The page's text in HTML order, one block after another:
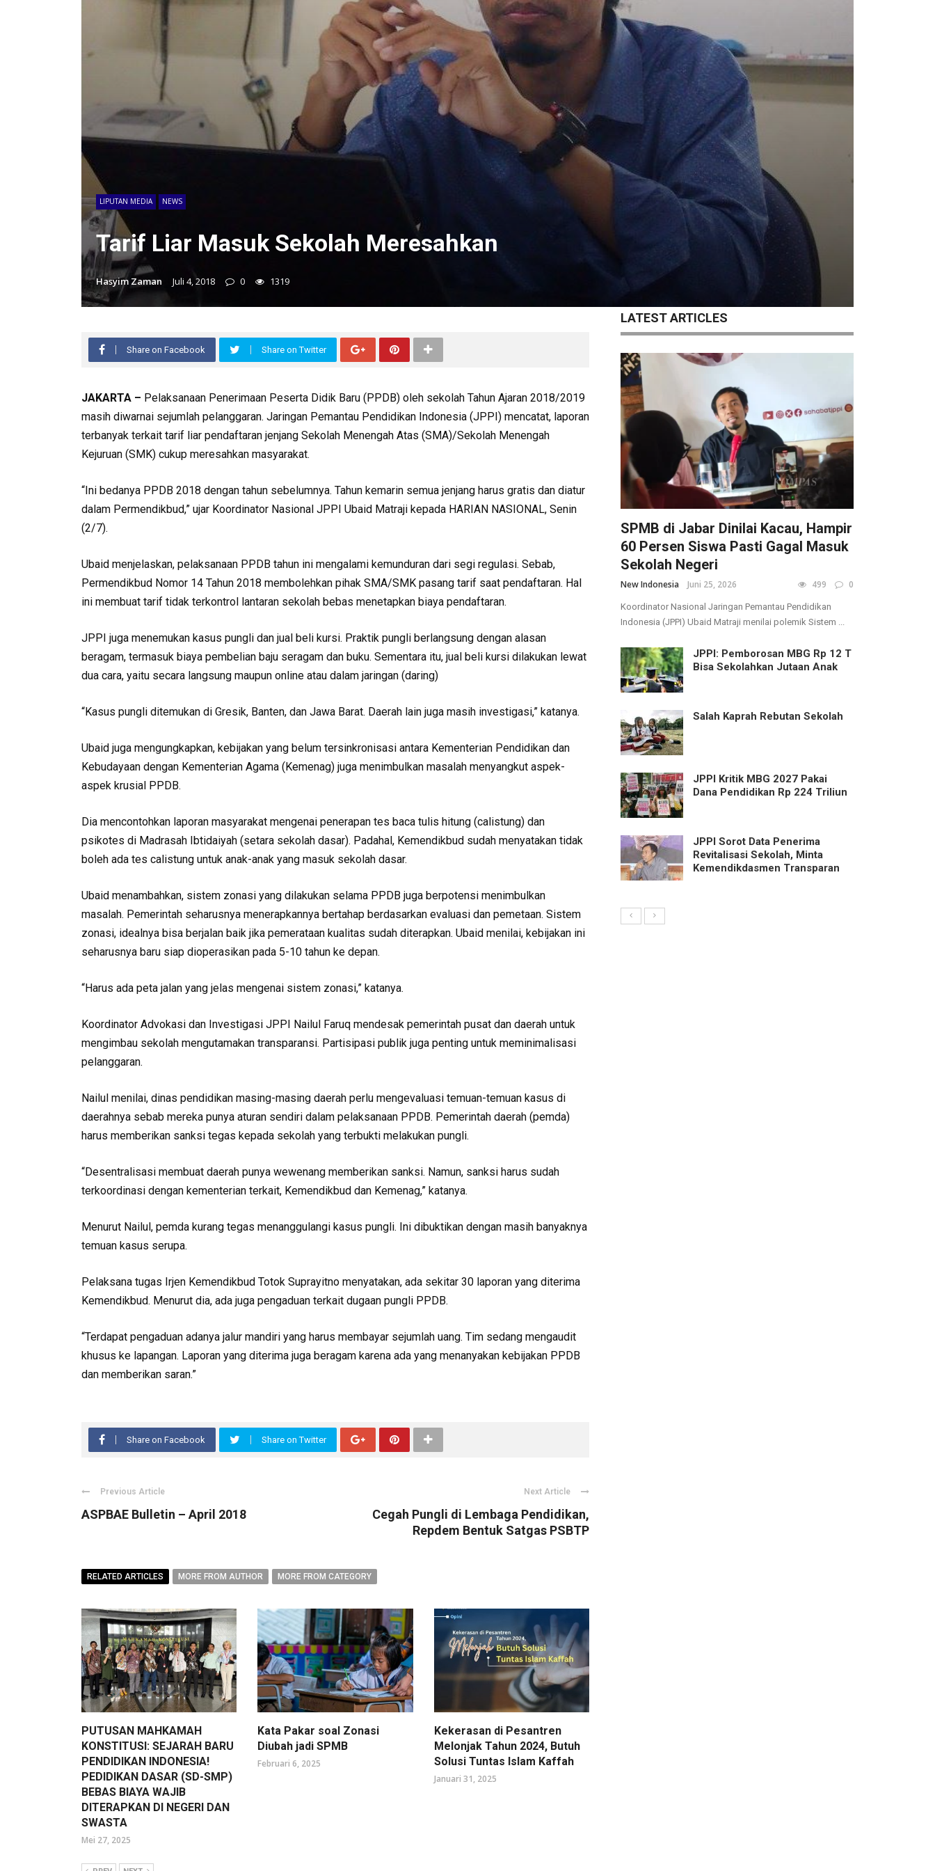
LIPUTAN MEDIA NEWS
Tarif Liar Masuk Sekolah Meresahkan
Hasyim Zaman Juli 4, 2018 0 1319
Share on Facebook Share on Twitter
JAKARTA – Pelaksanaan Penerimaan Peserta Didik Baru (PPDB) oleh sekolah Tahun Ajaran 2018/2019
masih diwarnai sejumlah pelanggaran. Jaringan Pemantau Pendidikan Indonesia (JPPI) mencatat, laporan
terbanyak terkait tarif liar pendaftaran jenjang Sekolah Menengah Atas (SMA)/Sekolah Menengah
Kejuruan (SMK) cukup meresahkan masyarakat.
“Ini bedanya PPDB 2018 dengan tahun sebelumnya. Tahun kemarin semua jenjang harus gratis dan diatur
dalam Permendikbud,” ujar Koordinator Nasional JPPI Ubaid Matraji kepada HARIAN NASIONAL, Senin
(2/7).
Ubaid menjelaskan, pelaksanaan PPDB tahun ini mengalami kemunduran dari segi regulasi. Sebab,
Permendikbud Nomor 14 Tahun 2018 membolehkan pihak SMA/SMK pasang tarif saat pendaftaran. Hal
ini membuat tarif tidak terkontrol lantaran sekolah bebas menetapkan biaya pendaftaran.
JPPI juga menemukan kasus pungli dan jual beli kursi. Praktik pungli berlangsung dengan alasan
beragam, termasuk biaya pembelian baju seragam dan buku. Sementara itu, jual beli kursi dilakukan lewat
dua cara, yaitu secara langsung maupun online atau dalam jaringan (daring)
“Kasus pungli ditemukan di Gresik, Banten, dan Jawa Barat. Daerah lain juga masih investigasi,” katanya.
Ubaid juga mengungkapkan, kebijakan yang belum tersinkronisasi antara Kementerian Pendidikan dan
Kebudayaan dengan Kementerian Agama (Kemenag) juga menimbulkan masalah menyangkut aspek-
aspek krusial PPDB.
Dia mencontohkan laporan masyarakat mengenai penerapan tes baca tulis hitung (calistung) dan
psikotes di Madrasah Ibtidaiyah (setara sekolah dasar). Padahal, Kemendikbud sudah menyatakan tidak
boleh ada tes calistung untuk anak-anak yang masuk sekolah dasar.
Ubaid menambahkan, sistem zonasi yang dilakukan selama PPDB juga berpotensi menimbulkan
masalah. Pemerintah seharusnya menerapkannya bertahap berdasarkan evaluasi dan pemetaan. Sistem
zonasi, idealnya bisa berjalan baik jika pemerataan kualitas sudah diterapkan. Ubaid menilai, kebijakan ini
seharusnya baru siap dioperasikan pada 5-10 tahun ke depan.
“Harus ada peta jalan yang jelas mengenai sistem zonasi,” katanya.
Koordinator Advokasi dan Investigasi JPPI Nailul Faruq mendesak pemerintah pusat dan daerah untuk
mengimbau sekolah mengutamakan transparansi. Partisipasi publik juga penting untuk meminimalisasi
pelanggaran.
Nailul menilai, dinas pendidikan masing-masing daerah perlu mengevaluasi temuan-temuan kasus di
daerahnya sebab mereka punya aturan sendiri dalam pelaksanaan PPDB. Pemerintah daerah (pemda)
harus memberikan sanksi tegas kepada sekolah yang terbukti melakukan pungli.
“Desentralisasi membuat daerah punya wewenang memberikan sanksi. Namun, sanksi harus sudah
terkoordinasi dengan kementerian terkait, Kemendikbud dan Kemenag,” katanya.
Menurut Nailul, pemda kurang tegas menanggulangi kasus pungli. Ini dibuktikan dengan masih banyaknya
temuan kasus serupa.
Pelaksana tugas Irjen Kemendikbud Totok Suprayitno menyatakan, ada sekitar 30 laporan yang diterima
Kemendikbud. Menurut dia, ada juga pengaduan terkait dugaan pungli PPDB.
“Terdapat pengaduan adanya jalur mandiri yang harus membayar sejumlah uang. Tim sedang mengaudit
khusus ke lapangan. Laporan yang diterima juga beragam karena ada yang menanyakan kebijakan PPDB
dan memberikan saran.”
Share on Facebook Share on Twitter
Previous Article
ASPBAE Bulletin – April 2018
Next Article
Cegah Pungli di Lembaga Pendidikan,
Repdem Bentuk Satgas PSBTP
RELATED ARTICLES MORE FROM AUTHOR MORE FROM CATEGORY
PUTUSAN MAHKAMAH
KONSTITUSI: SEJARAH BARU
PENDIDIKAN INDONESIA!
PEDIDIKAN DASAR (SD-SMP)
BEBAS BIAYA WAJIB
DITERAPKAN DI NEGERI DAN
SWASTA
Mei 27, 2025
Kata Pakar soal Zonasi
Diubah jadi SPMB
Februari 6, 2025
Kekerasan di Pesantren
Melonjak Tahun 2024, Butuh
Solusi Tuntas Islam Kaffah
Januari 31, 2025
LATEST ARTICLES
SPMB di Jabar Dinilai Kacau, Hampir
60 Persen Siswa Pasti Gagal Masuk
Sekolah Negeri
New Indonesia Juni 25, 2026 499 0
Koordinator Nasional Jaringan Pemantau Pendidikan
Indonesia (JPPI) Ubaid Matraji menilai polemik Sistem ...
JPPI: Pemborosan MBG Rp 12 T
Bisa Sekolahkan Jutaan Anak
Salah Kaprah Rebutan Sekolah
JPPI Kritik MBG 2027 Pakai
Dana Pendidikan Rp 224 Triliun
JPPI Sorot Data Penerima
Revitalisasi Sekolah, Minta
Kemendikdasmen Transparan